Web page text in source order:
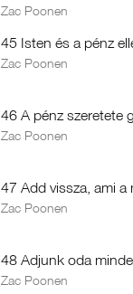
Zac Poonen
45 Isten és a pénz
Zac Poonen
46 A pénz szeretete
Zac Poonen
47 Add vissza, ami a
Zac Poonen
48 Adjunk oda
Zac Poonen